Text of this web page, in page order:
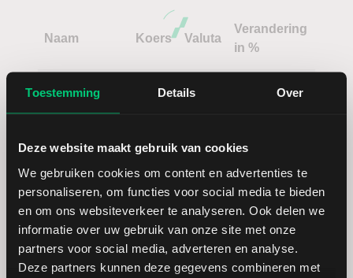
Toestemming Details Over
Deze website maakt gebruik van cookies
We gebruiken cookies om content en advertenties te
personaliseren, om functies voor social media te bieden
en om ons websiteverkeer te analyseren. Ook delen we
informatie over uw gebruik van onze site met onze
partners voor social media, adverteren en analyse.
Deze partners kunnen deze gegevens combineren met
Naam Koers Valuta
Verandering
in %
AB-InBev EUR
Molson
Coors
Brewing Cl B
USD